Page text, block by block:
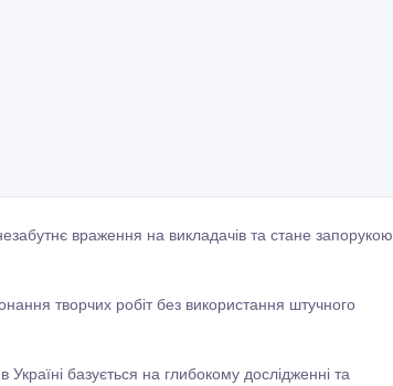
враження на викладачів та стане запорукою
творчих робіт без використання штучного
базується на глибокому дослідженні та